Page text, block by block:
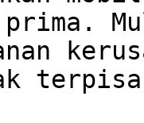
prima.